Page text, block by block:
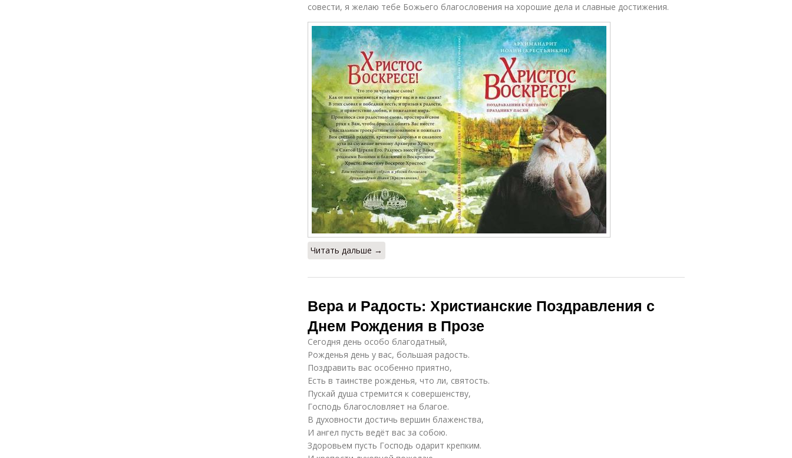
совести, я желаю тебе Божьего благословения на хорошие дела и славные достижения.
Читать дальше →
Вера и Радость: Христианские Поздравления с
Днем Рождения в Прозе
Сегодня день особо благодатный,
Рожденья день у вас, большая радость.
Поздравить вас особенно приятно,
Есть в таинстве рожденья, что ли, святость.
Пускай душа стремится к совершенству,
Господь благословляет на благое.
В духовности достичь вершин блаженства,
И ангел пусть ведёт вас за собою.
Здоровьем пусть Господь одарит крепким.